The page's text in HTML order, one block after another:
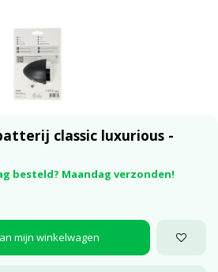
classic luxurious -
besteld? Maandag verzonden!
mijn winkelwagen